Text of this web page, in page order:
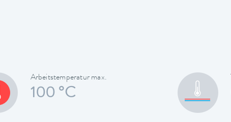
Arbeitstemperatur max.
100 °C